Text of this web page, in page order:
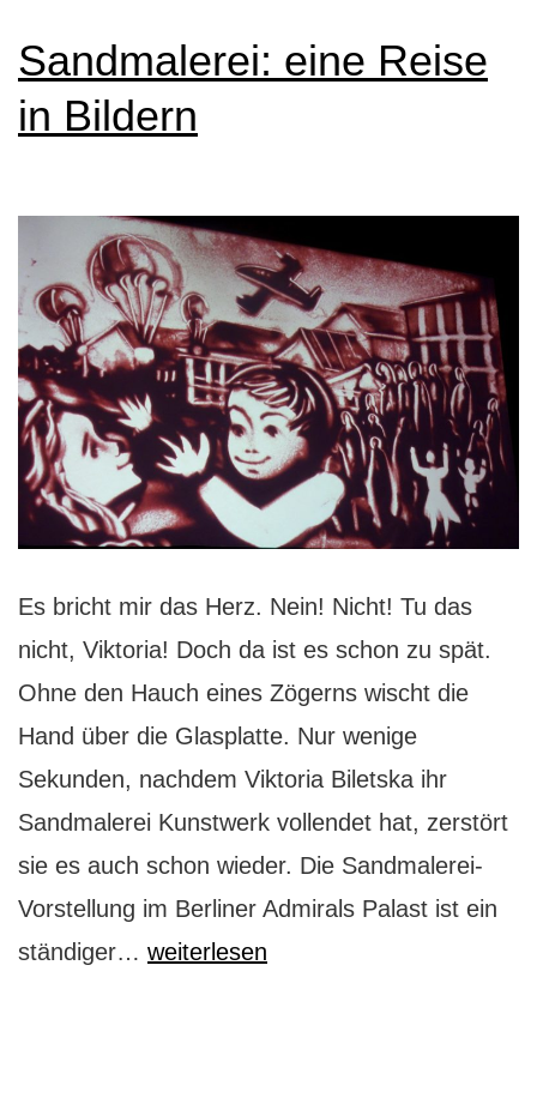
Sandmalerei: eine Reise
in Bildern
Es bricht mir das Herz. Nein! Nicht! Tu das
nicht, Viktoria! Doch da ist es schon zu spät.
Ohne den Hauch eines Zögerns wischt die
Hand über die Glasplatte. Nur wenige
Sekunden, nachdem Viktoria Biletska ihr
Sandmalerei Kunstwerk vollendet hat, zerstört
sie es auch schon wieder. Die Sandmalerei-
Vorstellung im Berliner Admirals Palast ist ein
ständiger… Sandmalerei:
weiterlesen